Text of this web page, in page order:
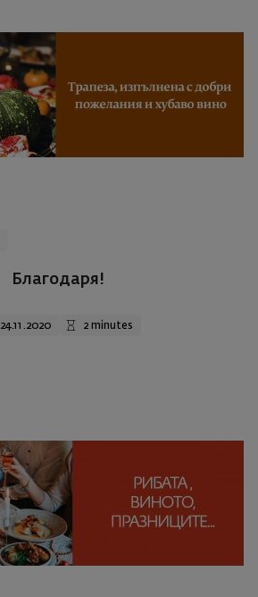
Благодаря!
24.11.2020 2 minutes